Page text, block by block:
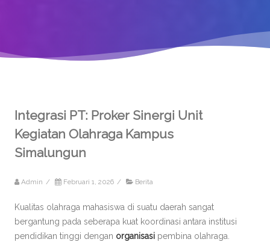
Integrasi PT: Proker Sinergi Unit
Kegiatan Olahraga Kampus
Simalungun
Admin / Februari 1, 2026 / Berita
Kualitas olahraga mahasiswa di suatu daerah sangat
bergantung pada seberapa kuat koordinasi antara institusi
pendidikan tinggi dengan organisasi pembina olahraga.